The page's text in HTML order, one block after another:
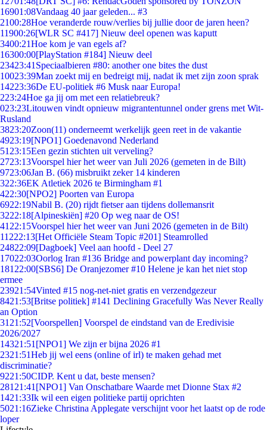
16901:08Vandaag 40 jaar geleden... #3
2100:28Hoe veranderde rouw/verlies bij jullie door de jaren heen?
11900:26[WLR SC #417] Nieuw deel openen was kaputt
3400:21Hoe kom je van egels af?
16300:00[PlayStation #184] Nieuw deel
23423:41 Speciaalbieren #80: another one bites the dust
10023:39Man zoekt mij en bedreigt mij, nadat ik met zijn zoon sprak
14223:36De EU-politiek #6 Musk naar Europa!
223:24Hoe ga jij om met een relatiebreuk?
023:23Litouwen vindt opnieuw migrantentunnel onder grens met Wit-
Rusland
3823:20Zoon(11) onderneemt werkelijk geen reet in de vakantie
4923:19[NPO1] Goedenavond Nederland
51 23:15Een gezin stichten uit verveling?
2723:13Voorspel hier het weer van Juli 2026 (gemeten in de Bilt)
9723:06Jan B. (66) misbruikt zeker 14 kinderen
322:36EK Atletiek 2026 te Birmingham #1
422:30[NPO2] Poorten van Europa
6922:19Nabil B. (20) rijdt fietser aan tijdens dollemansrit
3222:18[Alpineskiën] #20 Op weg naar de OS!
41 22:15Voorspel hier het weer van Juni 2026 (gemeten in de Bilt)
11222:13[Het Officiële Steam Topic #201] Steamrolled
24822:09[Dagboek] Veel aan hoofd - Deel 27
17022:03Oorlog Iran #136 Bridge and powerplant day incoming?
181 22:00[SBS6] De Oranjezomer #10 Helene je kan het niet stop
ermee
23921:54Vinted #15 nog-net-niet gratis en verzendgezeur
8421:53[Britse politiek] #141 Declining Gracefully Was Never Really
an Option
31 21:52[Voorspellen] Voorspel de eindstand van de Eredivisie
2026/2027
14321:51 [NPO1] We zijn er bijna 2026 #1
2321:51Heb jij wel eens (online of irl) te maken gehad met
discriminatie?
9221:50CIDP. Kent u dat, beste mensen?
281 21:41 [NPO1] Van Onschatbare Waarde met Dionne Stax #2
1421:33Ik wil een eigen politieke partij oprichten
5021:16Zieke Christina Applegate verschijnt voor het laatst op de rode
loper